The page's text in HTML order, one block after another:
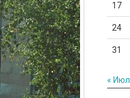
17
24
31
« Июл